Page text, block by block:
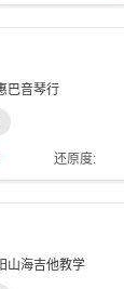
巴音琴行
还原度:
山海吉他教学